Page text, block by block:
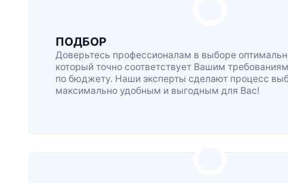
ПОДБОР
Доверьтесь профессионалам в выборе
который точно соответствует Вашим
по бюджету. Наши эксперты сделают процесс
максимально удобным и выгодным для Вас!